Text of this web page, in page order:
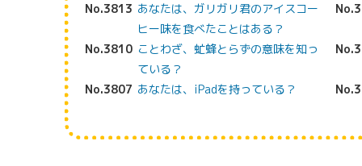
No.3813 あなたは、ガリガリ君のアイスコー
ヒー味を食べたことはある？
No.3810 ことわざ、虻蜂とらずの意味を知っ
ている？
No.3807 あなたは、iPadを持っている？